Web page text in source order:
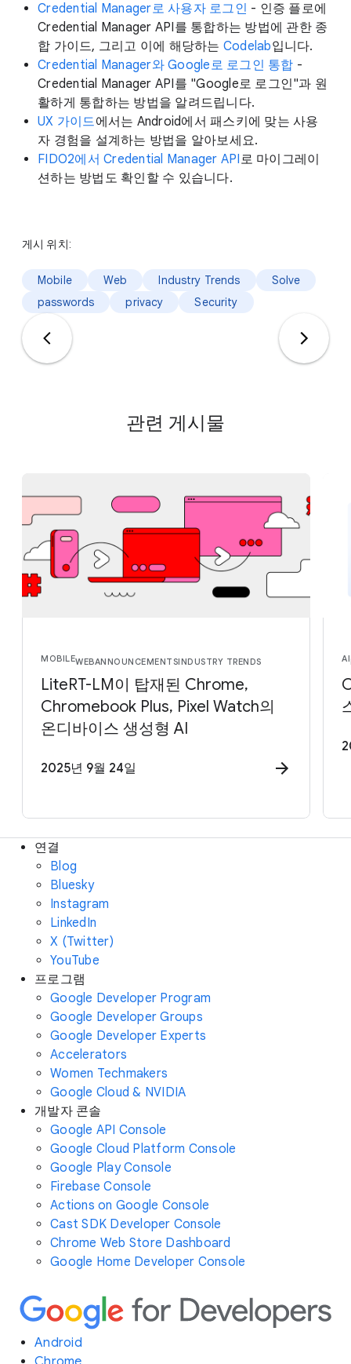
Credential Manager로 사용자 로그인 - 인증 플로에
Credential Manager API를 통합하는 방법에 관한 종
합 가이드, 그리고 이에 해당하는 Codelab입니다.
Credential Manager와 Google로 로그인 통합 -
Credential Manager API를 "Google로 로그인"과 원
활하게 통합하는 방법을 알려드립니다.
UX 가이드에서는 Android에서 패스키에 맞는 사용
자 경험을 설계하는 방법을 알아보세요.
FIDO2에서 Credential Manager API로 마이그레이
션하는 방법도 확인할 수 있습니다.
게시 위치:
Mobile Web Industry Trends
Solve
passwords
privacy Security
관련 게시물
MOBILEWEBANNOUNCEMENTSINDUSTRY TRENDS
LiteRT-LM이 탑재된 Chrome,
Chromebook Plus, Pixel Watch의
온디바이스 생성형 AI
2025년 9월 24일
AI
연결
Blog
Bluesky
Instagram
LinkedIn
X (Twitter)
YouTube
프로그램
Google Developer Program
Google Developer Groups
Google Developer Experts
Accelerators
Women Techmakers
Google Cloud & NVIDIA
개발자 콘솔
Google API Console
Google Cloud Platform Console
Google Play Console
Firebase Console
Actions on Google Console
Cast SDK Developer Console
Chrome Web Store Dashboard
Google Home Developer Console
Android